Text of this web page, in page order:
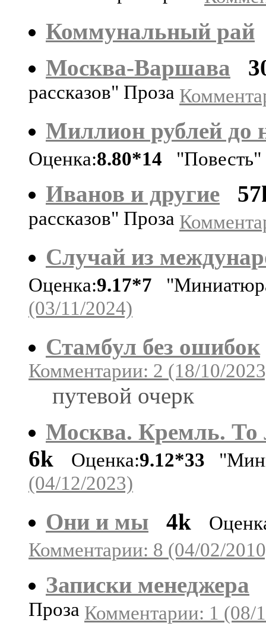
Коммунальный рай
Москва-Варшава
рассказов" Проза
Миллион рублей до
Оценка:8.80*14
Иванов и другие
рассказов" Проза
Случай из
Оценка:9.17*7
(03/11/2024)
Стамбул без ошибок
Комментарии: 2 (18/10/
путевой очерк
Москва. Кремль. То
6k
Оценка:9.12*33
(04/12/2023)
Они и мы
4k
Комментарии: 8 (04/02/
Записки менеджера
Проза Комментарии: 1 (08/